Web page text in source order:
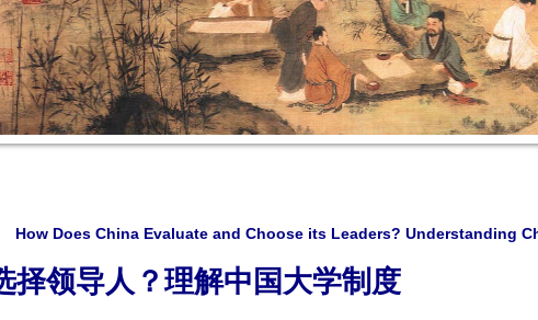
How Does China Evaluate and Choose its Leaders? Understanding
择领导人 ？理解中国大学制度